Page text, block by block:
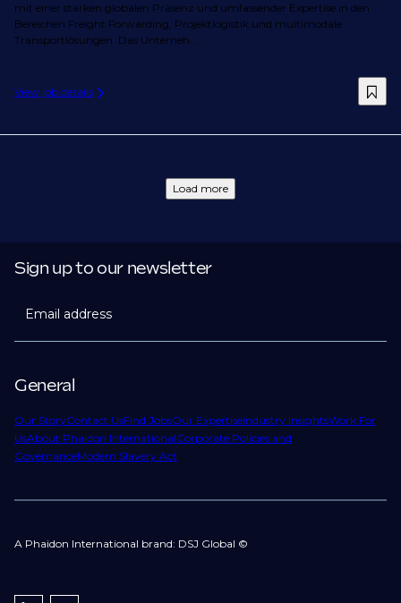
mit einer starken globalen Präsenz und umfassender Expertise in den
Bereichen Freight Forwarding, Projektlogistik und multimodale
Transportlösungen. Das Unterneh...
View job details
Load more
General
Our StoryContact UsFind JobsOur ExpertiseIndustry InsightsWork For
UsAbout Phaidon InternationalCorporate Policies and
GovernanceModern Slavery Act
Sign up to our newsletter
Email address
A Phaidon International brand: DSJ Global ©